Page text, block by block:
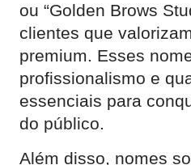
ou “Golden Brows
clientes que
premium. Esses
profissionalismo e
essenciais para
do público.
Além disso, nomes